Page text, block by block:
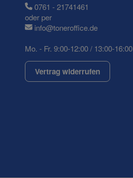
(* = Pflichtfelder)
0761 - 21741461
oder per
info@toneroffice.de
Mo. - Fr. 9:00-12:00 / 13:00-16:00
Vertrag widerrufen